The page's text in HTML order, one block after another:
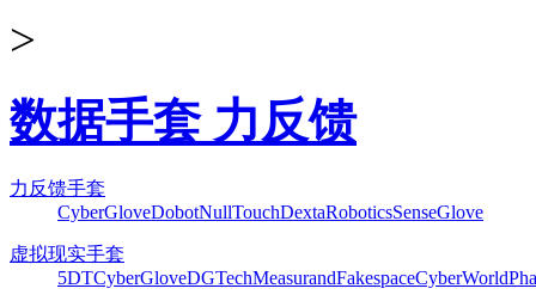
>
数据手套 力反馈
力反馈手套
CyberGloveDobotNullTouchDextaRoboticsSenseGlove
虚拟现实手套
5DTCyberGloveDGTechMeasurandFakespaceCyberWorld